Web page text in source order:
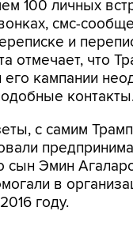
100 личных
смс-
и
отмечает, что
его кампании
с самим
сын Эмин
в
году.